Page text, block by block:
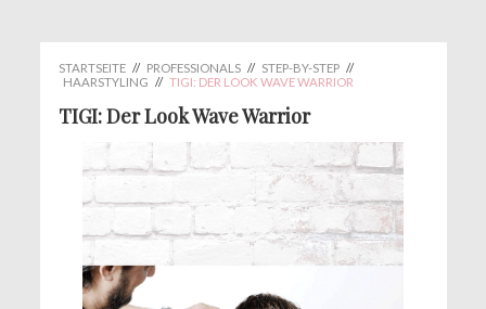
STARTSEITE // PROFESSIONALS // STEP-BY-STEP //
HAARSTYLING // TIGI: DER LOOK WAVE WARRIOR
TIGI: Der Look Wave Warrior